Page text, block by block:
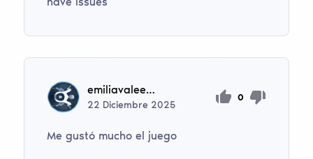
emiliavaleeva269
22 Diciembre 2025
0
Me gustó mucho el juego